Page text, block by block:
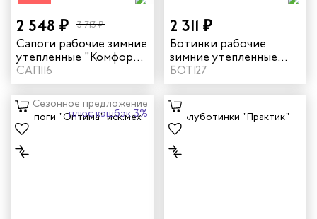
2 548 ₽ 3 713 ₽
Сапоги рабочие зимние
утепленные "Комфорт"
цвет черный
САП116
2 311 ₽
Ботинки рабочие
зимние утепленные
"Практик" с МП цвет
черный
БОТ127
Сезонное предложение
плюс кэшбэк 3%